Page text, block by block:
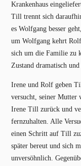
Krankenhaus
Till trennt sich
es Wolfgang besser
um Wolfgang kehrt
sich um die Familie zu
Zustand dramatisch
Irene und Rolf geben
versucht, seiner Mutter
Irene Till zurück und
fernzuhalten. Alle
einen Schritt auf Till
später bereut und sich
unversöhnlich.